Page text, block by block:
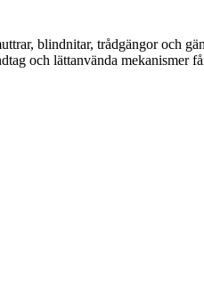
blindnitar, trådgängor och
och lättanvända mekanismer